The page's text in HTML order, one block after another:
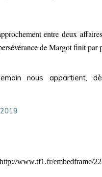
entre deux
de Margot finit par
nous appartient,